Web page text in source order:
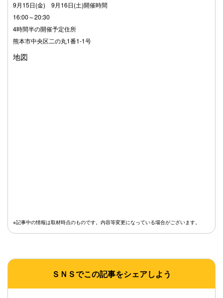
9月15日(金) 9月16日(土)開催時間
16:00～20:30
4時間半の開催予定住所
熊本市中央区二の丸1番1-1号
地図
※記事中の情報は取材時点のものです。内容等変更になっている場合がございます。
ＳＮＳでこの記事をシェアしよう